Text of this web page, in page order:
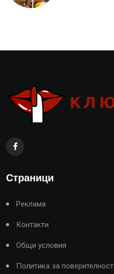
Страници
Реклама
Контакти
Общи условия
Политика за поверителност